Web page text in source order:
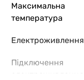
стаціонарний
стаціонарний
стаціонарний
Робоча температура
Максимальна
температура
Електроживлення
Підключення
електроживлення